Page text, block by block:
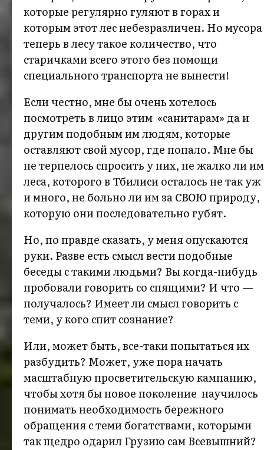
которые регулярно гуляют в горах и
которым этот лес небезразличен. Но мусора
теперь в лесу такое количество, что
старичками всего этого без помощи
специального транспорта не вынести!
Если честно, мне бы очень хотелось
посмотреть в лицо этим «санитарам» да и
другим подобным им людям, которые
оставляют свой мусор, где попало. Мне бы
не терпелось спросить у них, не жалко ли им
леса, которого в Тбилиси осталось не так уж
и много, не больно ли им заСВОЮприроду,
которую они последовательно губят.
Но, по правде сказать, у меня опускаются
руки. Разве есть смысл вести подобные
беседы с такими людьми? Вы когда-нибудь
пробовали говорить со спящими? И что —
получалось? Имеет ли смысл говорить с
теми, у кого спит сознание?
Или, может быть, все-таки попытаться их
разбудить? Может, уже пора начать
масштабную просветительскую кампанию,
чтобы хотя бы новое поколение научилось
понимать необходимость бережного
обращения с теми богатствами, которыми
так щедро одарил Грузию сам Всевышний?